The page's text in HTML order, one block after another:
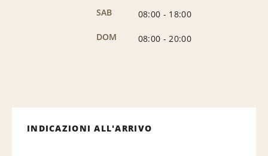
SAB
08:00 - 18:00
DOM
08:00 - 20:00
INDICAZIONI ALL'ARRIVO